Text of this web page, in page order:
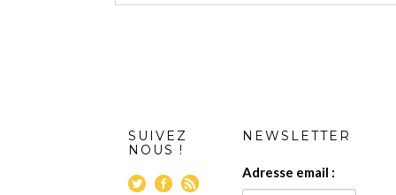
SUIVEZ
NOUS !
NEWSLETTER
Adresse email :